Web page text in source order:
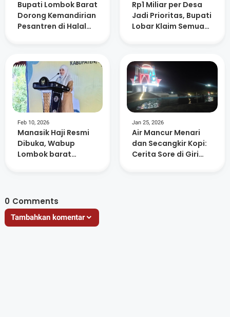
Bupati Lombok Barat
Dorong Kemandirian
Pesantren di Halal
Rp1 Miliar per Desa
Jadi Prioritas, Bupati
Lobar Klaim Semua
Feb 10, 2026
Manasik Haji Resmi
Dibuka, Wabup
Lombok barat
Jan 25, 2026
Air Mancur Menari
dan Secangkir Kopi:
Cerita Sore di Giri
0 Comments
Tambahkan komentar